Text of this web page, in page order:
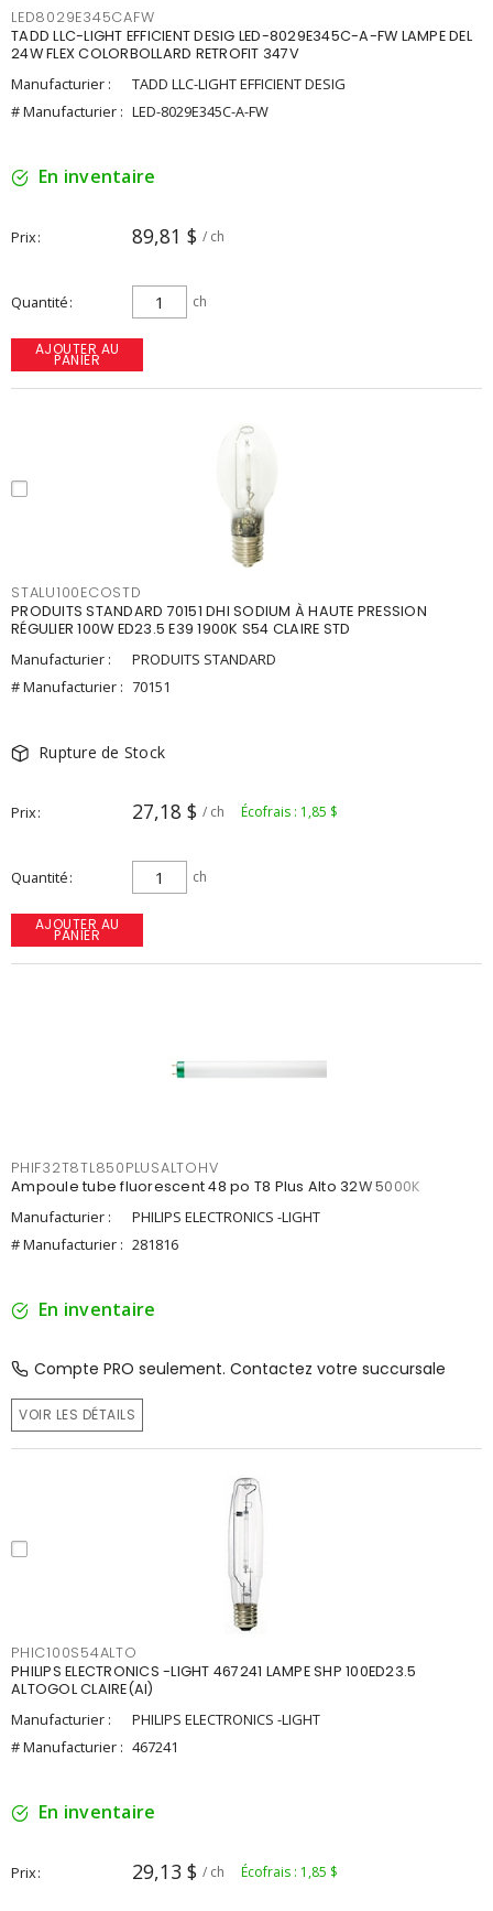
LED8029E345CAFW
TADD LLC-LIGHT EFFICIENT DESIG LED-8029E345C-A-FW LAMPE DEL
24W FLEX COLORBOLLARD RETROFIT 347V
Manufacturier :
TADD LLC-LIGHT EFFICIENT DESIG
# Manufacturier : LED-8029E345C-A-FW
En inventaire
Prix 89,81 $ / ch
Quantité ch
AJOUTER AU
PANIER
STALU100ECOSTD
PRODUITS STANDARD 70151 DHI SODIUM À HAUTE PRESSION
RÉGULIER 100W ED23.5 E39 1900K S54 CLAIRE STD
Manufacturier :
PRODUITS STANDARD
# Manufacturier : 70151
Rupture de Stock
Prix 27,18 $ / ch Écofrais : 1,85 $
Quantité ch
AJOUTER AU
PANIER
PHIF32T8TL850PLUSALTOHV
Ampoule tube fluorescent 48 po T8 Plus Alto 32W 5000K
Manufacturier :
PHILIPS ELECTRONICS -LIGHT
# Manufacturier : 281816
En inventaire
Compte PRO seulement. Contactez votre succursale
VOIR LES DÉTAILS
PHIC100S54ALTO
PHILIPS ELECTRONICS -LIGHT 467241 LAMPE SHP 100ED23.5
ALTOGOL CLAIRE(AI)
Manufacturier :
PHILIPS ELECTRONICS -LIGHT
# Manufacturier : 467241
En inventaire
Prix 29,13 $ / ch Écofrais : 1,85 $